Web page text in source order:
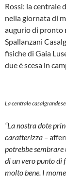
Rossi: la centrale
nella giornata di
augurio di pronto
Spallanzani
fisiche di Gaia
due è scesa in
La centrale
“La nostra dote
caratterizza –
potrebbe
di un vero punto di
molto bene. I